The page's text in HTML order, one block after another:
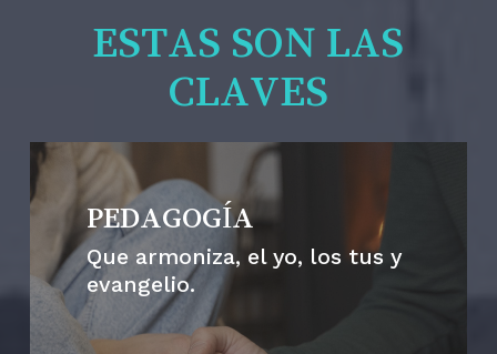
ESTAS SON LAS
CLAVES
PEDAGOGÍA
Que armoniza, el yo, los tus y
evangelio.